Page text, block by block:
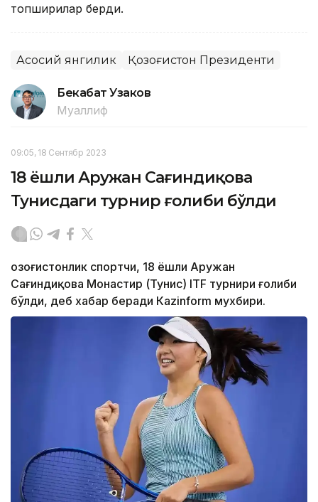
топшириқлар берди.
Асосий янгилик Қозоғистон Президенти
Бекабат Узаков
Муаллиф
09:05, 18 Сентябр 2023
18 ёшли Аружан Сағиндиқова
Тунисдаги турнир ғолиби бўлди
Қозоғистонлик спортчи, 18 ёшли Аружан
Сағиндиқова Монастир (Тунис) ITF турнири ғолиби
бўлди, деб хабар беради Каzinform мухбири.